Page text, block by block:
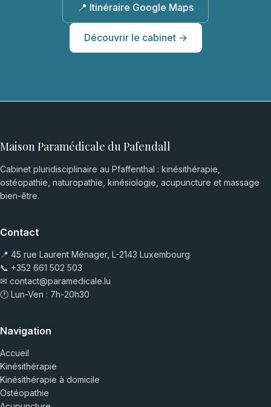
📍 Itinéraire Google Maps
Découvrir le cabinet →
Maison Paramédicale du Pafendall
Cabinet pluridisciplinaire au Pfaffenthal : kinésithérapie,
ostéopathie, naturopathie, kinésiologie, acupuncture et massage
bien-être.
Contact
📍 45 rue Laurent Ménager, L-2143 Luxembourg
📞 +352 661 502 503
✉ contact@paramedicale.lu
🕐 Lun-Ven : 7h-20h30
Navigation
Accueil
Kinésithérapie
Kinésithérapie à domicile
Ostéopathie